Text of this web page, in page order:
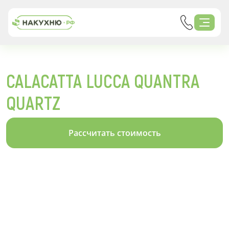
CALACATTA LUCCA QUANTRA
QUARTZ
Рассчитать стоимость